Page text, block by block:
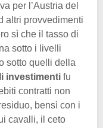
per l’Austria del
altri provvedimenti
sì che il tasso di
sotto i livelli
sotto quelli della
investimenti fu
contratti non
bensì con i
cavalli, il ceto